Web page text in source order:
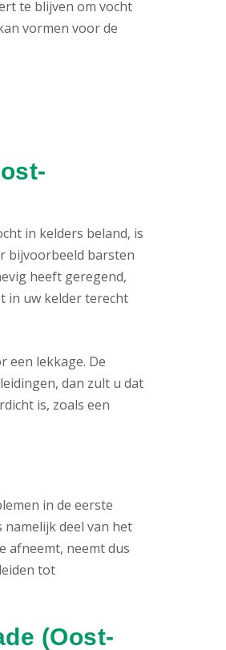
te blijven om vocht
vormen voor de
in kelders beland, is
bijvoorbeeld barsten
heeft geregend,
in uw kelder terecht
een lekkage. De
dan zult u dat
is, zoals een
in de eerste
deel van het
afneemt, neemt dus
tot
(Oost-